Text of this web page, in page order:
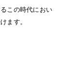
この時代におい
ます。